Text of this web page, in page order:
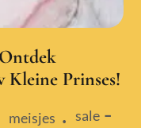
Prinses!
meisjes
sale